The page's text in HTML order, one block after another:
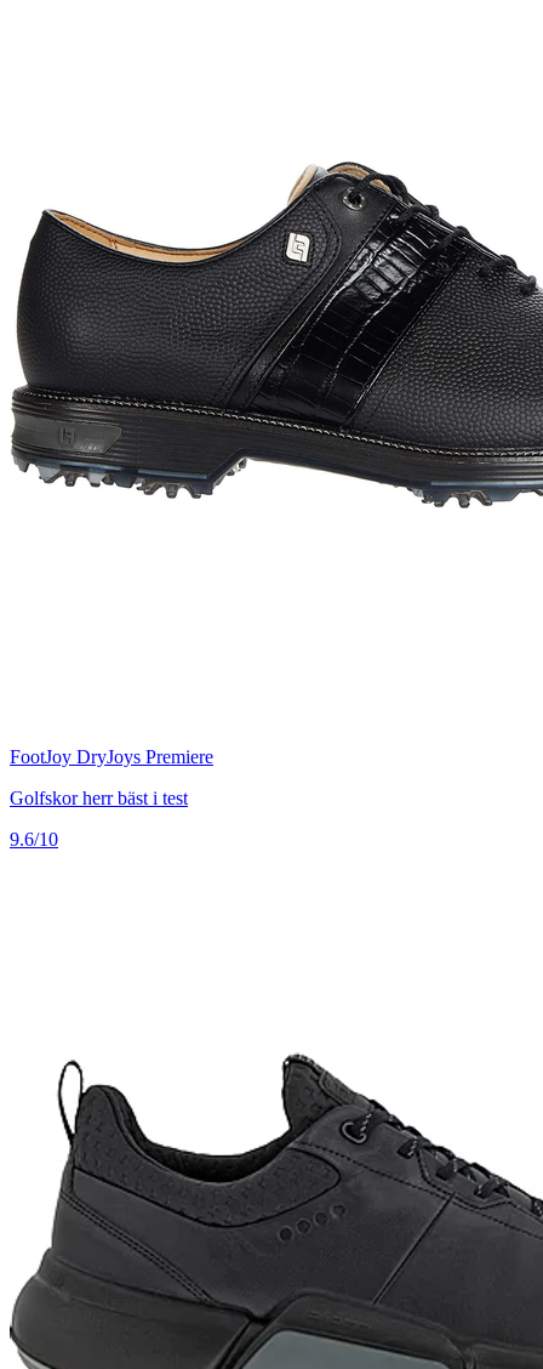
FootJoy DryJoys Premiere
Golfskor herr bäst i test
9.6/10